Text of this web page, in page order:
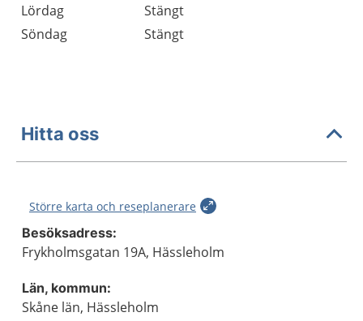
Lördag
Stängt
Söndag
Stängt
Hitta oss
Större karta och reseplanerare
Besöksadress:
Frykholmsgatan 19A, Hässleholm
Län, kommun:
Skåne län, Hässleholm